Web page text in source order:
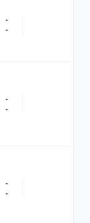
-
-
-
-
-
-